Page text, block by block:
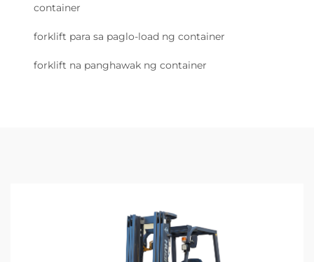
container
forklift para sa paglo-load ng container
forklift na panghawak ng container